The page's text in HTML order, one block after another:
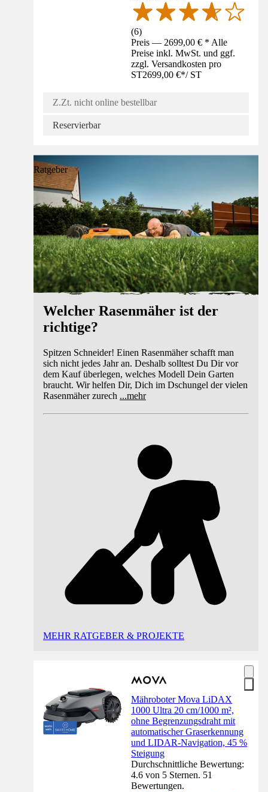
(6)
Preis — 2699,00 € * Alle
Preise inkl. MwSt. und ggf.
zzgl. Versandkosten pro
ST2699,00 €*/ ST
Z.Zt. nicht online bestellbar
Reservierbar
Ratgeber
Welcher Rasenmäher ist der
richtige?
Spitzen Schneider! Einen Rasenmäher schafft man
sich nicht jedes Jahr an. Deshalb solltest Du Dir vor
dem Kauf überlegen, welches Modell Dein Garten
braucht. Wir helfen Dir, Dich im Dschungel der vielen
Rasenmäher zurech ...mehr
MEHR RATGEBER & PROJEKTE
Mähroboter Mova LiDAX
1000 Ultra 20 cm/1000 m²,
ohne Begrenzungsdraht mit
automatischer Graserkennung
und LIDAR-Navigation, 45 %
Steigung
Durchschnittliche Bewertung:
4.6 von 5 Sternen. 51
Bewertungen.